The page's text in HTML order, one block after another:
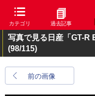
カテゴリ 過去記事
写真で見る日産「GT-R
(98/115)
前の画像